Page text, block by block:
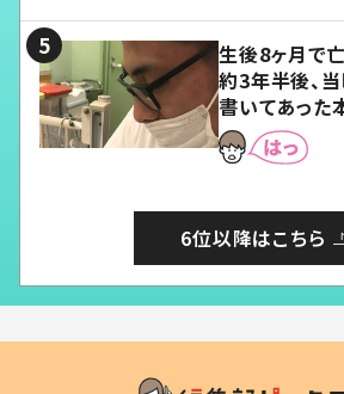
生後8ヶ月で
約3年半後、
書いてあった
6位以降はこちら